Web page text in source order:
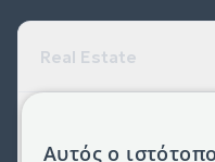
Real Estate
Αυτός ο